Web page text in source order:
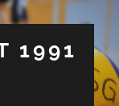
1991